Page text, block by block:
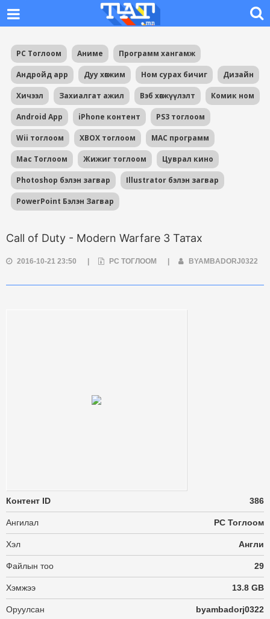
PC Тоглоом Аниме Программ хангамж
Андройд app Дуу хөгжим Ном сурах бичиг Дизайн
Хичээл Захиалгат ажил Вэб хөгжүүлэлт Комик ном
Android App iPhone контент PS3 тоглоом
Wii тоглоом XBOX тоглоом MAC программ
Mac Тоглоом Жижиг тоглоом Цуврал кино
Photoshop бэлэн загвар Illustrator бэлэн загвар
PowerPoint Бэлэн Загвар
Call of Duty - Modern Warfare 3 Татах
2016-10-21 23:50 PC ТОГЛООМ BYAMBADORJ0322
Контент ID 386
Ангилал PC Тоглоом
Хэл Англи
Файлын тоо 29
Хэмжээ 13.8 GB
Оруулсан byambadorj0322